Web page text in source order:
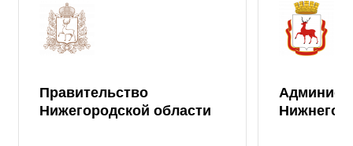
Правительство
Нижегородской области
Нижнего